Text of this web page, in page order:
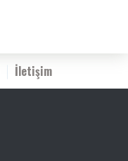
İletişim